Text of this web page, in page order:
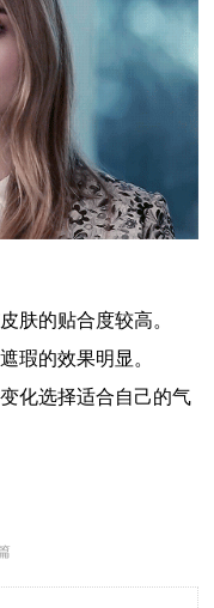
肤的贴合度较高。
瑕的效果明显。
化选择适合自己的气